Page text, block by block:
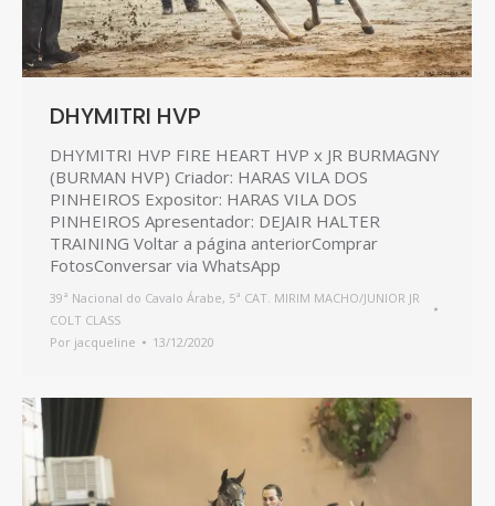
DHYMITRI HVP
DHYMITRI HVP FIRE HEART HVP x JR BURMAGNY
(BURMAN HVP) Criador: HARAS VILA DOS
PINHEIROS Expositor: HARAS VILA DOS
PINHEIROS Apresentador: DEJAIR HALTER
TRAINING Voltar a página anteriorComprar
FotosConversar via WhatsApp
39ª Nacional do Cavalo Árabe, 5ª CAT. MIRIM MACHO/JUNIOR JR
COLT CLASS
Por jacqueline 13/12/2020